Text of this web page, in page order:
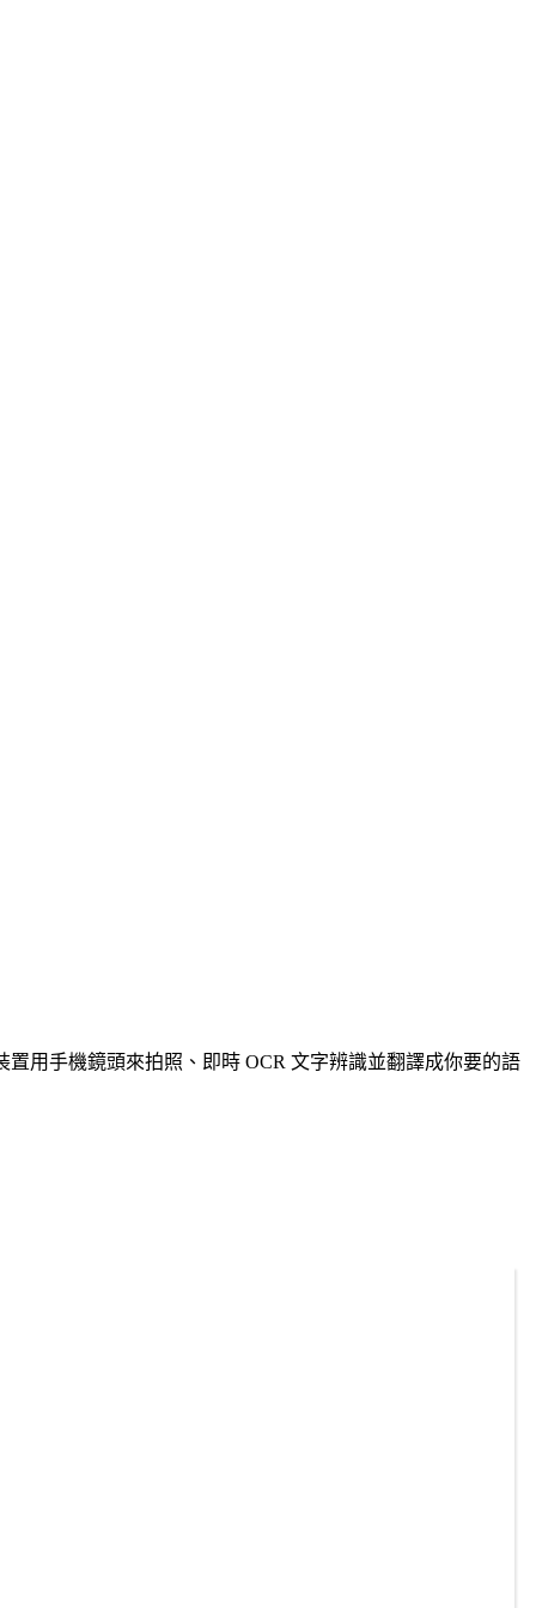
置用手機鏡頭來拍照、即時 OCR 文字辨識並翻譯成你要的語